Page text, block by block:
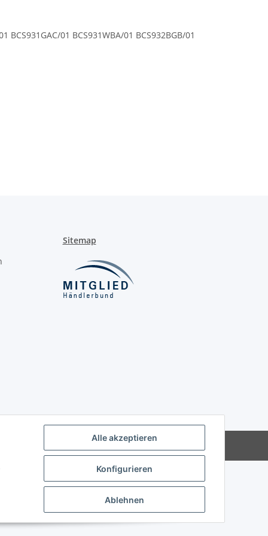
Alle akzeptieren
Konfigurieren
Ablehnen
BCS931GAC/01 BCS931WBA/01 BCS932BGB/01
Sitemap